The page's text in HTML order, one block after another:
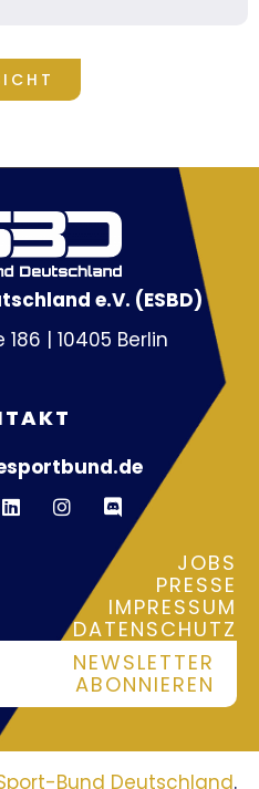
e.V. (ESBD)
| 10405 Berlin
JOBS
PRESSE
IMPRESSUM
DATENSCHUTZ
NEWSLETTER
ABONNIEREN
Bund Deutschland.